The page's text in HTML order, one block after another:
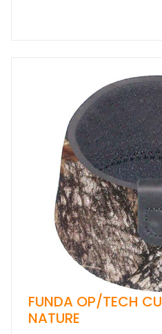
FUNDA OP/TECH
NATURE